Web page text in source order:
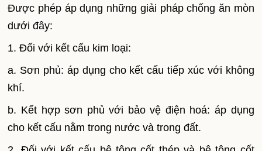
Được phép áp dụng những giải pháp chống ăn mòn
dưới đây:
1. Đối với kết cấu kim loại:
a. Sơn phủ: áp dụng cho kết cấu tiếp xúc với không
khí.
b. Kết hợp sơn phủ với bảo vệ điện hoá: áp dụng
cho kết cấu nằm trong nước và trong đất.